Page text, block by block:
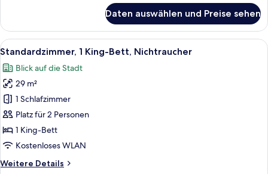
Zimmer,
2 Queen-
Betten,
Daten auswählen und Preise sehen
Alle
Fotos
für
Standardzimmer,
1 King-
Bett,
Nichtraucher
anzeigen
Hochwertige Bettwaren,
10
Standardzimmer, 1 King-Bett, Nichtraucher
Blick auf die Stadt
29 m²
1 Schlafzimmer
Platz für 2 Personen
1 King-Bett
Kostenloses WLAN
Weitere Details
Weitere